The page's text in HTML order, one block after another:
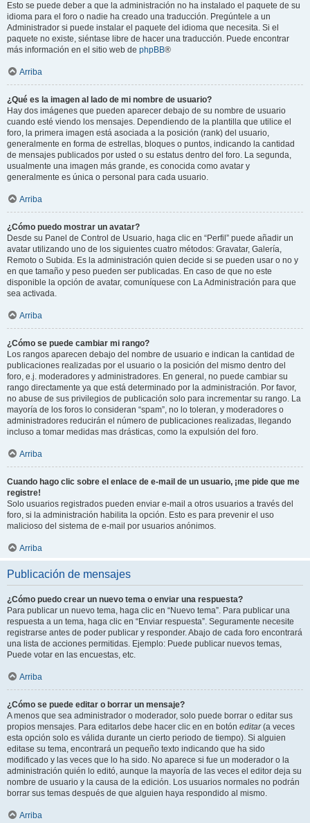
Esto se puede deber a que la administración no ha instalado el paquete de su
idioma para el foro o nadie ha creado una traducción. Pregúntele a un
Administrador si puede instalar el paquete del idioma que necesita. Si el
paquete no existe, siéntase libre de hacer una traducción. Puede encontrar
más información en el sitio web de phpBB®
Arriba
¿Qué es la imagen al lado de mi nombre de usuario?
Hay dos imágenes que pueden aparecer debajo de su nombre de usuario
cuando esté viendo los mensajes. Dependiendo de la plantilla que utilice el
foro, la primera imagen está asociada a la posición (rank) del usuario,
generalmente en forma de estrellas, bloques o puntos, indicando la cantidad
de mensajes publicados por usted o su estatus dentro del foro. La segunda,
usualmente una imagen más grande, es conocida como avatar y
generalmente es única o personal para cada usuario.
Arriba
¿Cómo puedo mostrar un avatar?
Desde su Panel de Control de Usuario, haga clic en “Perfil” puede añadir un
avatar utilizando uno de los siguientes cuatro métodos: Gravatar, Galería,
Remoto o Subida. Es la administración quien decide si se pueden usar o no y
en que tamaño y peso pueden ser publicadas. En caso de que no este
disponible la opción de avatar, comuníquese con La Administración para que
sea activada.
Arriba
¿Cómo se puede cambiar mi rango?
Los rangos aparecen debajo del nombre de usuario e indican la cantidad de
publicaciones realizadas por el usuario o la posición del mismo dentro del
foro, e.j. moderadores y administradores. En general, no puede cambiar su
rango directamente ya que está determinado por la administración. Por favor,
no abuse de sus privilegios de publicación solo para incrementar su rango. La
mayoría de los foros lo consideran “spam”, no lo toleran, y moderadores o
administradores reducirán el número de publicaciones realizadas, llegando
incluso a tomar medidas mas drásticas, como la expulsión del foro.
Arriba
Cuando hago clic sobre el enlace de e-mail de un usuario, ¡me pide que me
registre!
Solo usuarios registrados pueden enviar e-mail a otros usuarios a través del
foro, si la administración habilita la opción. Esto es para prevenir el uso
malicioso del sistema de e-mail por usuarios anónimos.
Arriba
Publicación de mensajes
¿Cómo puedo crear un nuevo tema o enviar una respuesta?
Para publicar un nuevo tema, haga clic en “Nuevo tema”. Para publicar una
respuesta a un tema, haga clic en “Enviar respuesta”. Seguramente necesite
registrarse antes de poder publicar y responder. Abajo de cada foro encontrará
una lista de acciones permitidas. Ejemplo: Puede publicar nuevos temas,
Puede votar en las encuestas, etc.
Arriba
¿Cómo se puede editar o borrar un mensaje?
A menos que sea administrador o moderador, solo puede borrar o editar sus
propios mensajes. Para editarlos debe hacer clic en en botón editar(a veces
esta opción solo es válida durante un cierto periodo de tiempo). Si alguien
editase su tema, encontrará un pequeño texto indicando que ha sido
modificado y las veces que lo ha sido. No aparece si fue un moderador o la
administración quién lo editó, aunque la mayoría de las veces el editor deja su
nombre de usuario y la causa de la edición. Los usuarios normales no podrán
borrar sus temas después de que alguien haya respondido al mismo.
Arriba